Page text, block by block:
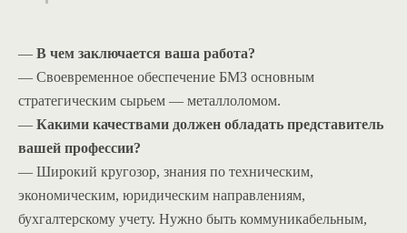
— В чем заключается ваша работа?
— Своевременное обеспечение БМЗ основным
стратегическим сырьем — металлоломом.
— Какими качествами должен обладать представитель
вашей профессии?
— Широкий кругозор, знания по техническим,
экономическим, юридическим направлениям,
бухгалтерскому учету. Нужно быть коммуникабельным,